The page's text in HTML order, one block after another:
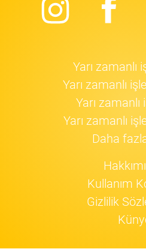
Yarı zamanlı
Yarı zamanlı
Yarı zamanlı
Yarı zamanlı
Daha
Kullanım
Gizlilik